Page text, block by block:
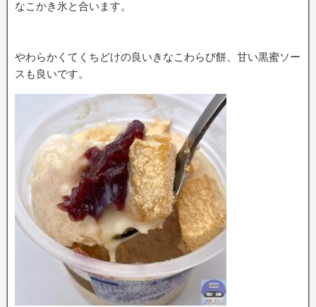
なこかき氷と合います。
やわらかくてくちどけの良いきなこわらび餅、甘い黒蜜ソー
スも良いです。